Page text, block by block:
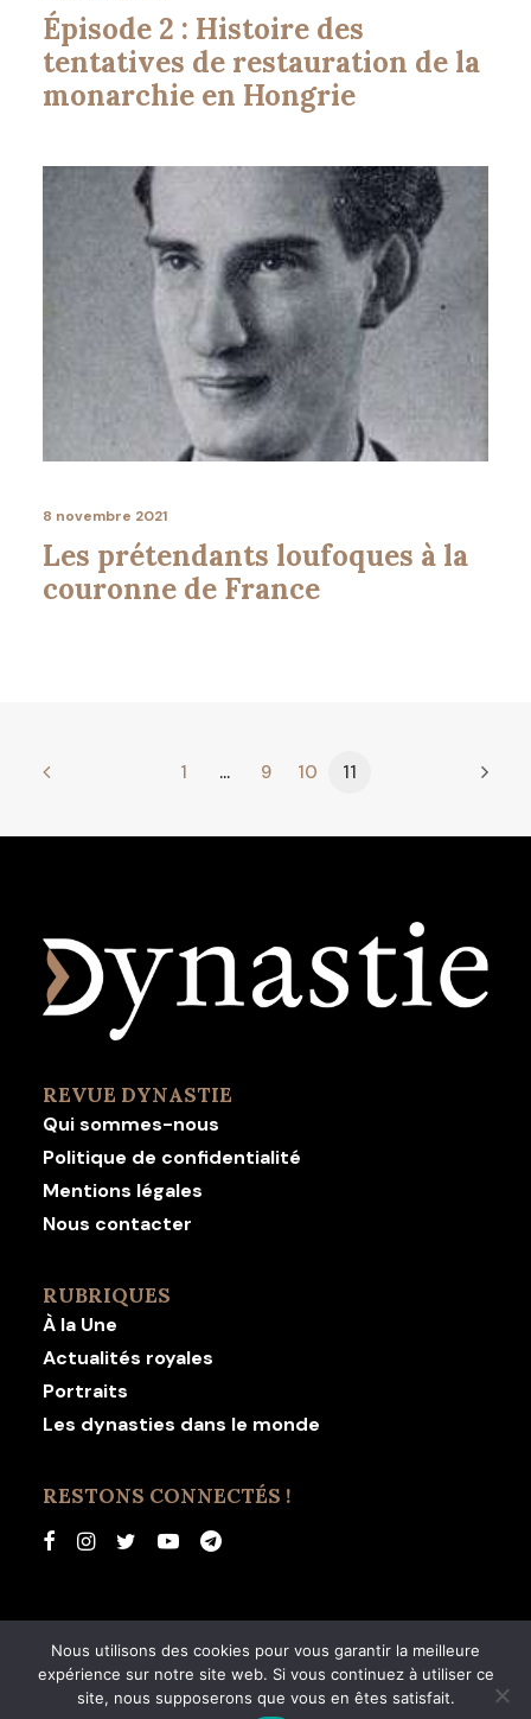
Épisode 2 : Histoire des
tentatives de restauration de la
monarchie en Hongrie
8 novembre 2021
Les prétendants loufoques à la
couronne de France
1 … 9 10 11
REVUE DYNASTIE
Qui sommes-nous
Politique de confidentialité
Mentions légales
Nous contacter
RUBRIQUES
À la Une
Actualités royales
Portraits
Les dynasties dans le monde
RESTONS CONNECTÉS !
© 2026 Revue Dynastie. | Tous droits réservés.
Nous utilisons des cookies pour vous garantir la meilleure
expérience sur notre site web. Si vous continuez à utiliser ce
site, nous supposerons que vous en êtes satisfait.